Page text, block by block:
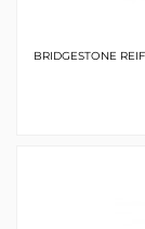
BRIDGESTONE